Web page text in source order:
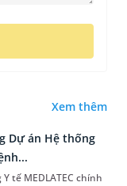
Xem thêm
Dự án Hệ thống
tế MEDLATEC chính